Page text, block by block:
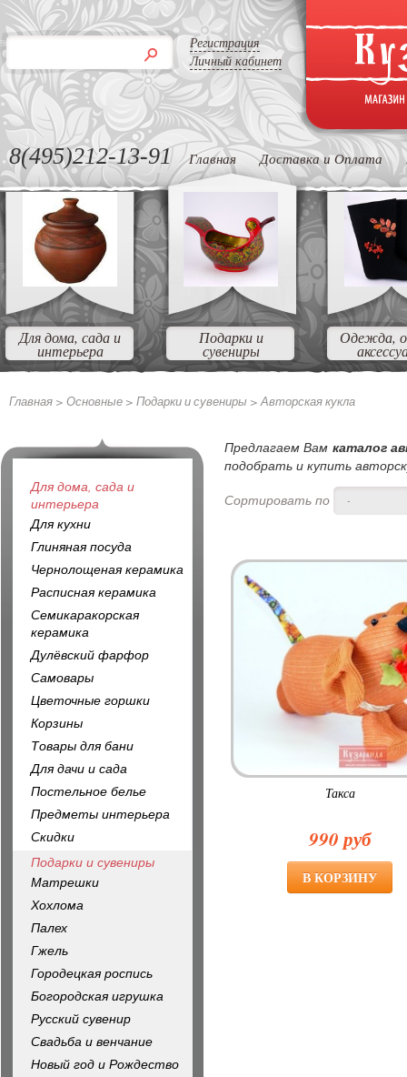
Регистрация
Личный кабинет
8(495)212-13-91 Главная Доставка и Оплата
Для дома, сада и
интерьера
Подарки и
сувениры
Одежда,
Главная > Основные > Подарки и сувениры >Авторская кукла
Предлагаем Вам каталог
подобрать и купить
Сортировать по
-
Такса
990 руб
Для дома, сада и
интерьера
Для кухни
Глиняная посуда
Чернолощеная керамика
Расписная керамика
Семикаракорская
керамика
Дулёвский фарфор
Самовары
Цветочные горшки
Корзины
Товары для бани
Для дачи и сада
Постельное белье
Предметы интерьера
Скидки
Подарки и сувениры
Матрешки
Хохлома
Палех
Гжель
Городецкая роспись
Богородская игрушка
Русский сувенир
Свадьба и венчание
Новый год и Рождество